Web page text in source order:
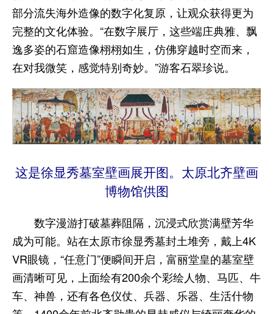
部分流失海外造像的数字化复原，让观众获得更为
完整的文化体验。“在数字展厅，这些端庄典雅、飘
逸多姿的石窟造像栩栩如生，仿佛穿越时空而来，
在对我微笑，感觉特别奇妙。”游客石翠珍说。
这是徐显秀墓室壁画展开图。太原北齐壁画
博物馆供图
数字漫游打破墓葬阻隔，沉浸式欣赏满壁芳华
成为可能。站在太原市徐显秀墓封土堆旁，戴上4K
VR眼镜，“任意门”便瞬间开启，富丽堂皇的墓室壁
画清晰可见，上面绘有200余个彩绘人物、马匹、牛
车、神兽，还有各色仪仗、兵器、乐器、生活什物